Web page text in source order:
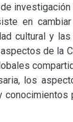
investigación
en cambiar
cultural y las
de la
los